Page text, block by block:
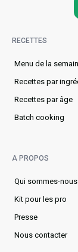
RECETTES
Menu de la
Recettes par
Recettes par âge
Batch cooking
A PROPOS
Qui sommes-nous
Kit pour les pro
Presse
Nous contacter